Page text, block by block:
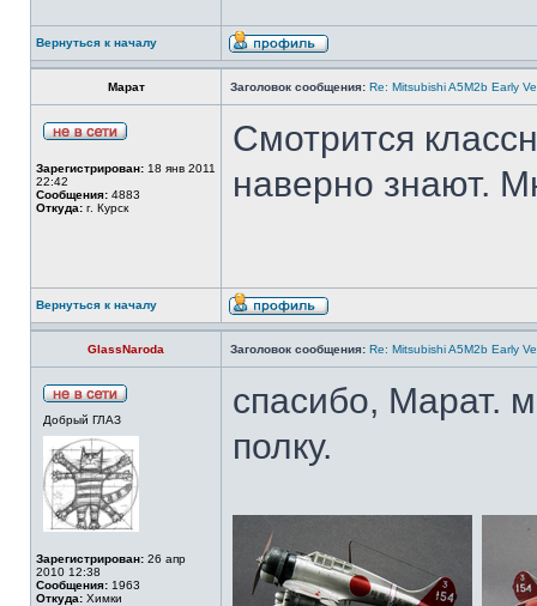
Вернуться к началу
Марат Заголовок сообщения: Re: Mitsubishi A5M2b Early
Зарегистрирован: 18 янв 2011
22:42
Сообщения: 4883
Откуда: г. Курск
Смотрится
наверно знают.
Вернуться к началу
GlassNaroda Заголовок сообщения: Re: Mitsubishi A5M2b Early
Добрый ГЛАЗ
Зарегистрирован: 26 апр
2010 12:38
Сообщения: 1963
Откуда: Химки
спасибо, Марат.
полку.